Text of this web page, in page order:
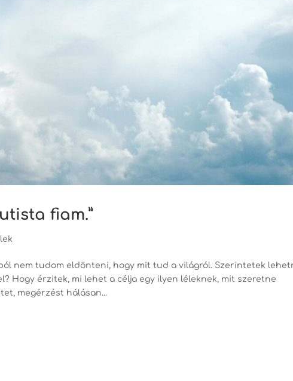
fiam.”
nem tudom eldönteni, hogy mit tud a világról. Szerintetek
Hogy érzitek, mi lehet a célja egy ilyen léleknek, mit szeretne
megérzést hálásan...